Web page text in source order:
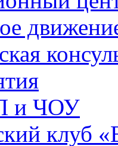
и ЧОУ
клуб